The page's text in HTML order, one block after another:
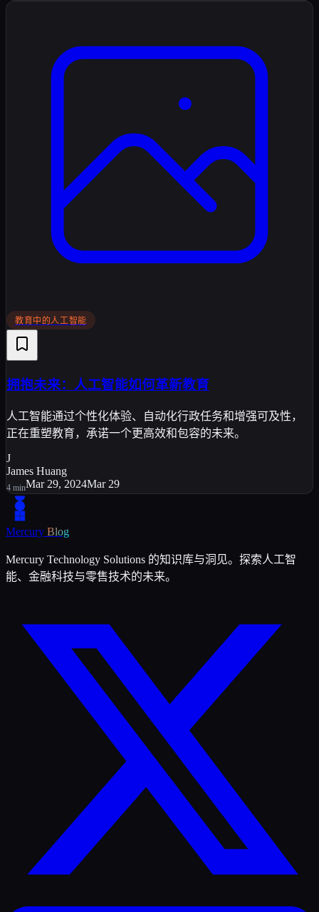
教育中的人工智能
拥抱未来：人工智能如何革新教育
人工智能通过个性化体验、自动化行政任务和增强可及性，
正在重塑教育，承诺一个更高效和包容的未来。
J
James Huang
4 minMar 29, 2024Mar 29
Mercury Blog
Mercury Technology Solutions 的知识库与洞见。探索人工智
能、金融科技与零售技术的未来。